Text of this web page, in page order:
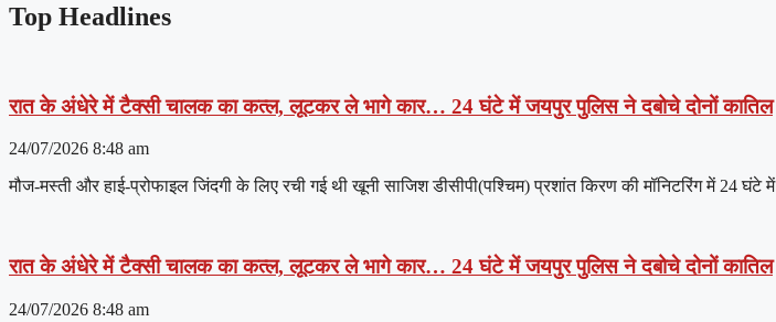
Top Headlines
रात के अंधेरे में टैक्सी चालक का कत्ल, लूटकर ले भागे कार… 24 घंटे में जयपुर पुलिस ने दबोचे दोनों कातिल
24/07/2026 8:48 am
मौज-मस्ती और हाई-प्रोफाइल जिंदगी के लिए रची गई थी खूनी साजिश डीसीपी(पश्चिम) प्रशांत किरण की मॉनिटरिंग में 24 घंटे में
रात के अंधेरे में टैक्सी चालक का कत्ल, लूटकर ले भागे कार… 24 घंटे में जयपुर पुलिस ने दबोचे दोनों कातिल
24/07/2026 8:48 am